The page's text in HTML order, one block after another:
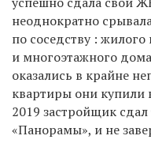
неоднократно
по соседству :
и многоэтажного
оказались в крайне
квартиры они купили
2019 застройщик
«Панорамы», и не